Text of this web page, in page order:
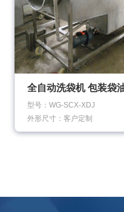
型号：WG-SCX-XDJ
外形尺寸：客户定制